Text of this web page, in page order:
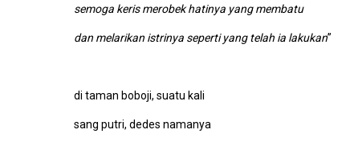
semoga keris merobek hatinya yang membatu
dan melarikan istrinya seperti yang telah ia lakukan”
di taman boboji, suatu kali
sang putri, dedes namanya